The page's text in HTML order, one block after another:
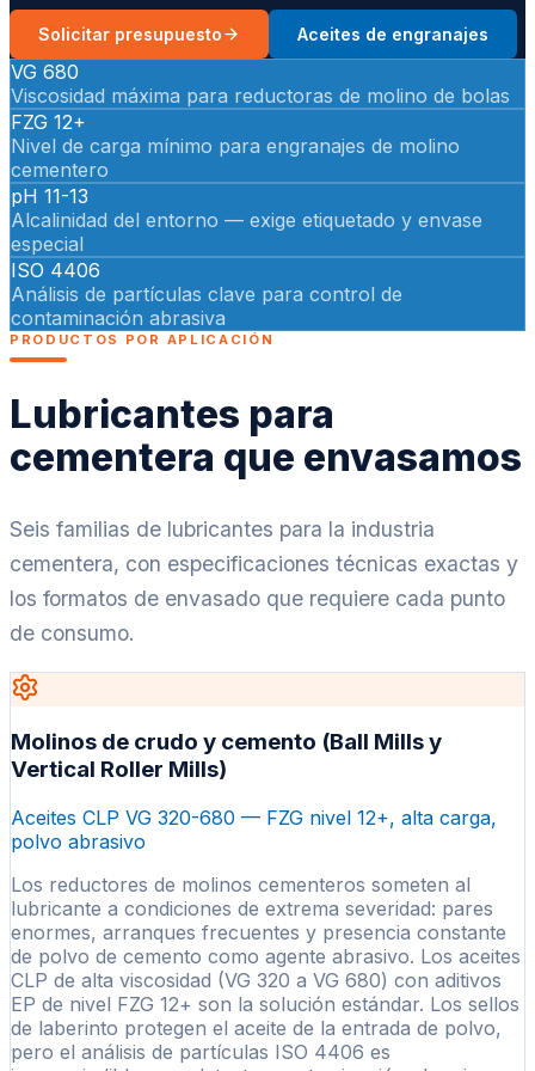
Solicitar presupuesto Aceites de engranajes
VG 680
Viscosidad máxima para reductoras de molino de bolas
FZG 12+
Nivel de carga mínimo para engranajes de molino
cementero
pH 11-13
Alcalinidad del entorno — exige etiquetado y envase
especial
ISO 4406
Análisis de partículas clave para control de
contaminación abrasiva
PRODUCTOS POR APLICACIÓN
Lubricantes para
cementera que envasamos
Seis familias de lubricantes para la industria
cementera, con especificaciones técnicas exactas y
los formatos de envasado que requiere cada punto
de consumo.
Molinos de crudo y cemento (Ball Mills y
Vertical Roller Mills)
Aceites CLP VG 320-680 — FZG nivel 12+, alta carga,
polvo abrasivo
Los reductores de molinos cementeros someten al
lubricante a condiciones de extrema severidad: pares
enormes, arranques frecuentes y presencia constante
de polvo de cemento como agente abrasivo. Los aceites
CLP de alta viscosidad (VG 320 a VG 680) con aditivos
EP de nivel FZG 12+ son la solución estándar. Los sellos
de laberinto protegen el aceite de la entrada de polvo,
pero el análisis de partículas ISO 4406 es